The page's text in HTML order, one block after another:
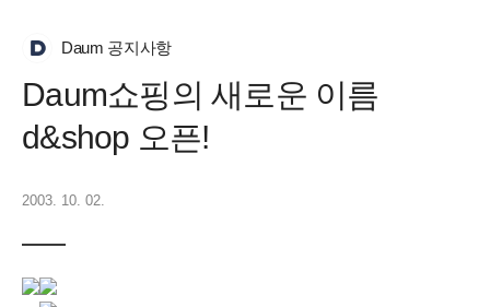
Daum 공지사항
Daum쇼핑의 새로운 이름
d&shop 오픈!
2003. 10. 02.